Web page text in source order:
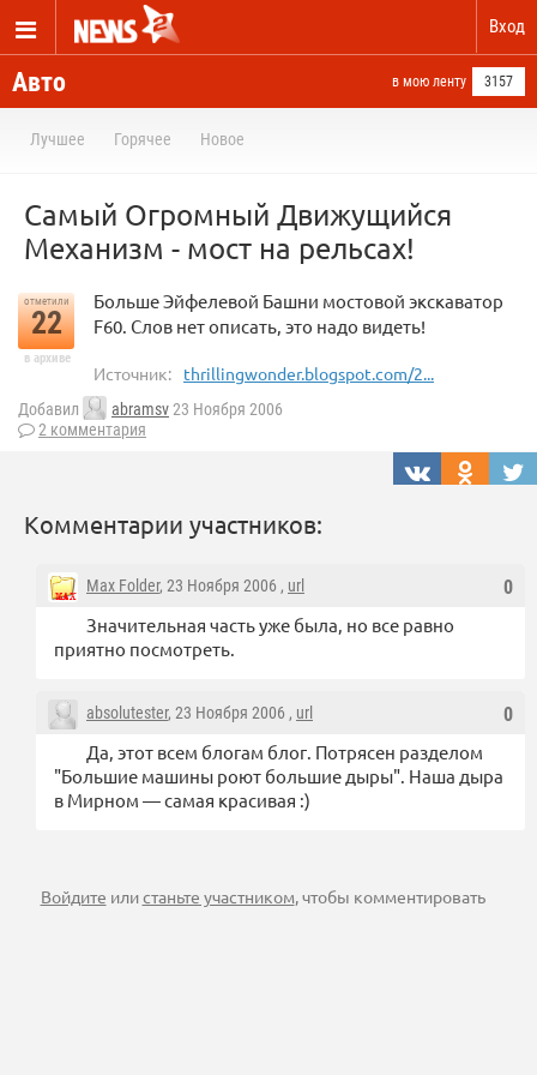
Вход
Авто в мою ленту 3157
Лучшее Горячее Новое
Самый Огромный Движущийся
Механизм - мост на рельсах!
отметили
22
в архиве
Больше Эйфелевой Башни мостовой экскаватор
F60. Слов нет описать, это надо видеть!
Источник: thrillingwonder.blogspot.com/2...
Добавил abramsv23 Ноября 2006
2 комментария
Комментарии участников:
0
Max Folder, 23 Ноября 2006 , url
Значительная часть уже была, но все равно
приятно посмотреть.
0
absolutester, 23 Ноября 2006 , url
Да, этот всем блогам блог. Потрясен разделом
"Большие машины роют большие дыры". Наша дыра
в Мирном — самая красивая :)
Войдите илистаньте участником, чтобы комментировать